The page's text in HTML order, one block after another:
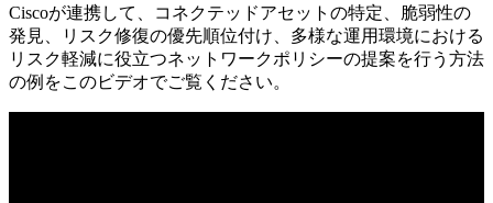
Ciscoが連携して、コネクテッドアセットの特定、脆弱性の
発見、リスク修復の優先順位付け、多様な運用環境における
リスク軽減に役立つネットワークポリシーの提案を行う方法
の例をこのビデオでご覧ください。